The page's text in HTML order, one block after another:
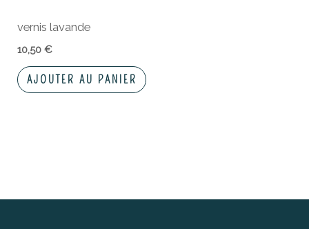
vernis lavande
10,50€
AJOUTER AU PANIER